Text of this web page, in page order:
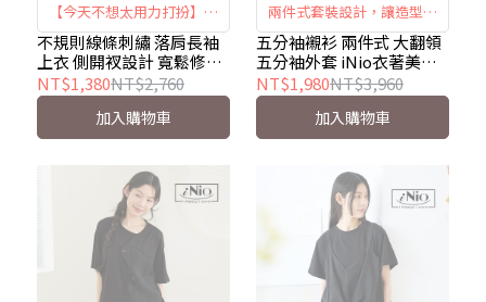
【今天不想太用力打扮】不
規則線條刺繡落肩上衣 ｜線
條刺繡 × 側開衩設計 × 寬
鬆修飾｜iNio CEW1857
不規則線條刺繡 落肩長袖
上衣 側開衩設計 寬鬆修飾
棉質上衣 iNio衣著美學
CEW1857
NT$1,380NT$2,760
加入購物車
兩件式套裝設計，讓造型兼
具上衣與外套的功效，拉鍊
搭配大翻領，視覺更顯個
性，五分袖營造優雅氛圍。
五分袖襯衫 兩件式 大翻領
五分袖外套 iNio衣著美學
CEW1056
NT$1,980NT$3,960
加入購物車